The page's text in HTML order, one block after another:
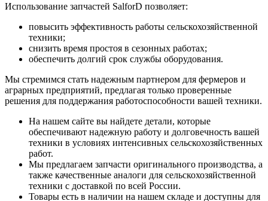
Использование запчастей SalforD позволяет:
повысить эффективность работы сельскохозяйственной
техники;
снизить время простоя в сезонных работах;
обеспечить долгий срок службы оборудования.
Мы стремимся стать надежным партнером для фермеров и
аграрных предприятий, предлагая только проверенные
решения для поддержания работоспособности вашей техники.
На нашем сайте вы найдете детали, которые
обеспечивают надежную работу и долговечность вашей
техники в условиях интенсивных сельскохозяйственных
работ.
Мы предлагаем запчасти оригинального производства, а
также качественные аналоги для сельскохозяйственной
техники с доставкой по всей России.
Товары есть в наличии на нашем складе и доступны для